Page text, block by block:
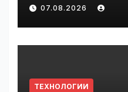
07.08.2026
ТЕХНОЛОГИИ